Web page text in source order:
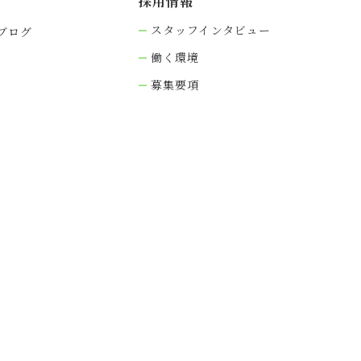
ログ
スタッフインタビュー
働く環境
募集要項